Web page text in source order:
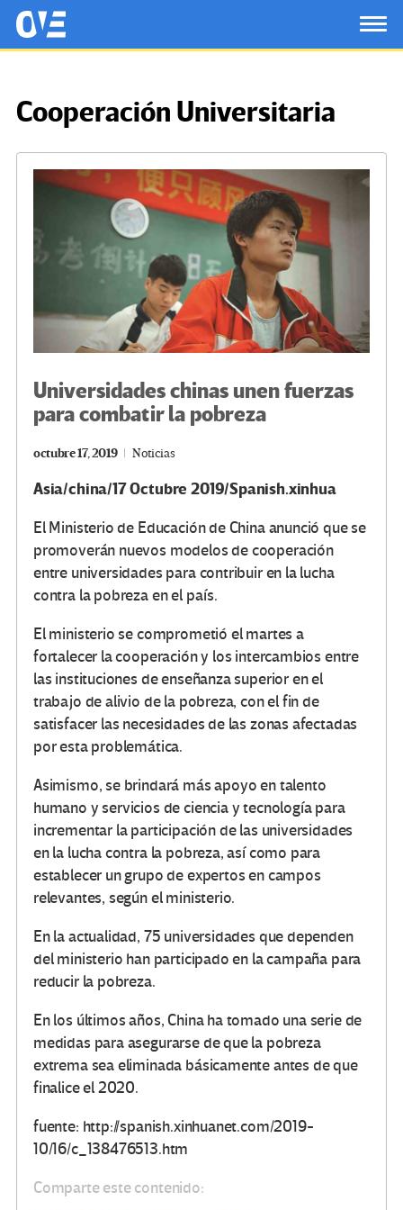
Saltar al contenido principal
OtrasVocesenEducacion.org
Cooperación Universitaria
Universidades chinas unen fuerzas
para combatir la pobreza
octubre 17, 2019 Noticias
Asia/china/17 Octubre 2019/Spanish.xinhua
El Ministerio de Educación de China anunció que se
promoverán nuevos modelos de cooperación
entre universidades para contribuir en la lucha
contra la pobreza en el país.
El ministerio se comprometió el martes a
fortalecer la cooperación y los intercambios entre
las instituciones de enseñanza superior en el
trabajo de alivio de la pobreza, con el fin de
satisfacer las necesidades de las zonas afectadas
por esta problemática.
Asimismo, se brindará más apoyo en talento
humano y servicios de ciencia y tecnología para
incrementar la participación de las universidades
en la lucha contra la pobreza, así como para
establecer un grupo de expertos en campos
relevantes, según el ministerio.
En la actualidad, 75 universidades que dependen
del ministerio han participado en la campaña para
reducir la pobreza.
En los últimos años, China ha tomado una serie de
medidas para asegurarse de que la pobreza
extrema sea eliminada básicamente antes de que
finalice el 2020.
fuente: http://spanish.xinhuanet.com/2019-
10/16/c_138476513.htm
Comparte este contenido: